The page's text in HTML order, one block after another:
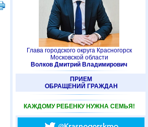
Глава городского округа Красногорск
Московской области
Волков Дмитрий Владимирович
ПРИЕМ
ОБРАЩЕНИЙ ГРАЖДАН
КАЖДОМУ РЕБЕНКУ НУЖНА СЕМЬЯ!